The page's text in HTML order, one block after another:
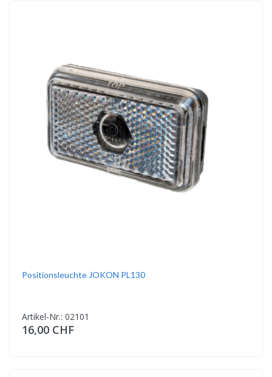
Positionsleuchte JOKON PL130
Artikel-Nr.: 02101
16,00 CHF